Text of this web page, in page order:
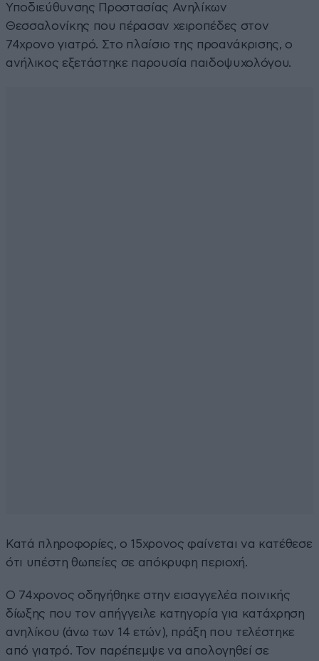
Υποδιεύθυνσης Προστασίας Ανηλίκων
Θεσσαλονίκης που πέρασαν χειροπέδες στον
74χρονο γιατρό. Στο πλαίσιο της προανάκρισης, ο
ανήλικος εξετάστηκε παρουσία παιδοψυχολόγου.
Κατά πληροφορίες, ο 15χρονος φαίνεται να κατέθεσε
ότι υπέστη θωπείες σε απόκρυφη περιοχή.
Ο 74χρονος οδηγήθηκε στην εισαγγελέα ποινικής
δίωξης που τον απήγγειλε κατηγορία για κατάχρηση
ανηλίκου (άνω των 14 ετών), πράξη που τελέστηκε
από γιατρό. Τον παρέπεμψε να απολογηθεί σε